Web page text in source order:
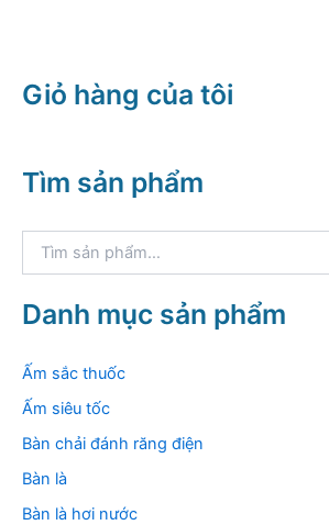
Giỏ hàng của tôi
Tìm sản phẩm
k
i
m
Danh mục sản phẩm
Ấm sắc thuốc
Ấm siêu tốc
Bàn chải đánh răng điện
Bàn là
Bàn là hơi nước